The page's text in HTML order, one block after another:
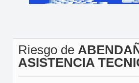
Riesgo de
ASISTENCIA